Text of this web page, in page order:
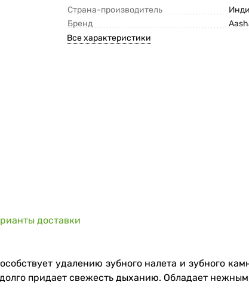
Страна-производитель
Бренд
Все характеристики
доставки
удалению зубного налета и зубного
придает свежесть дыханию. Обладает